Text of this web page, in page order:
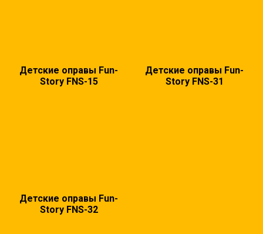
Детские оправы Fun-
Story FNS-15
Детские оправы Fun-
Story FNS-31
Детские оправы Fun-
Story FNS-32